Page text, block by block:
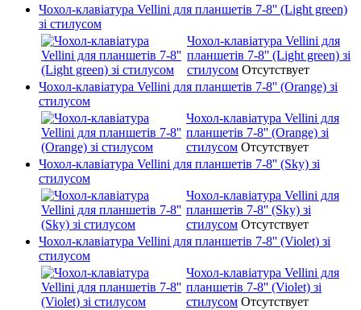
Чохол-клавіатура Vellini для планшетів 7-8'' (Light green)
зі стилусом
Чохол-клавіатура Vellini для
планшетів 7-8'' (Light green) зі
стилусом Отсутствует
Чохол-клавіатура Vellini для планшетів 7-8'' (Orange) зі
стилусом
Чохол-клавіатура Vellini для
планшетів 7-8'' (Orange) зі
стилусом Отсутствует
Чохол-клавіатура Vellini для планшетів 7-8'' (Sky) зі
стилусом
Чохол-клавіатура Vellini для
планшетів 7-8'' (Sky) зі
стилусом Отсутствует
Чохол-клавіатура Vellini для планшетів 7-8'' (Violet) зі
стилусом
Чохол-клавіатура Vellini для
планшетів 7-8'' (Violet) зі
стилусом Отсутствует